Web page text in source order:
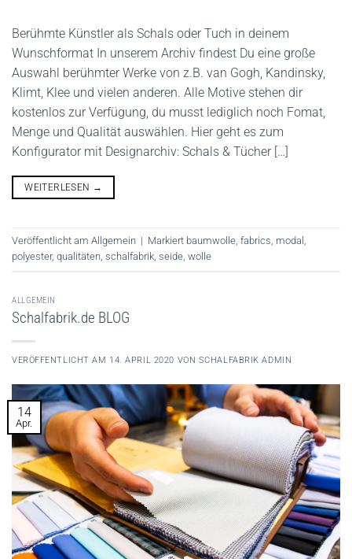
Berühmte Künstler als Schals oder Tuch in deinem
Wunschformat In unserem Archiv findest Du eine große
Auswahl berühmter Werke von z.B. van Gogh, Kandinsky,
Klimt, Klee und vielen anderen. Alle Motive stehen dir
kostenlos zur Verfügung, du musst lediglich noch Fomat,
Menge und Qualität auswählen. Hier geht es zum
Konfigurator mit Designarchiv: Schals & Tücher […]
WEITERLESEN →
Veröffentlicht am Allgemein | Markiert baumwolle, fabrics, modal ,
polyester, qualitäten, schalfabrik, seide, wolle
ALLGEMEIN
Schalfabrik.de BLOG
VERÖFFENTLICHT AM 14. APRIL 2020 VON SCHALFABRIK ADMIN
14
Apr.